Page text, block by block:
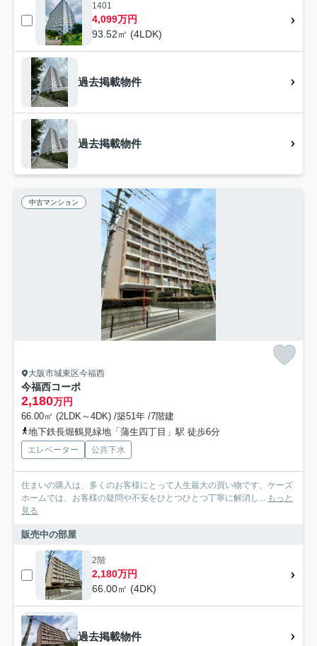
1401
4,099万円
93.52㎡ (4LDK)
過去掲載物件
過去掲載物件
中古マンション
大阪市城東区今福西
今福西コーポ
2,180万円
66.00㎡ (2LDK～4DK) /築51年 /7階建
地下鉄長堀鶴見緑地「蒲生四丁目」駅 徒歩6分
エレベーター 公共下水
住まいの購入は、多くのお客様にとって人生最大の買い物です。ケーズ
ホームでは、お客様の疑問や不安をひとつひとつ丁寧に解消し... もっと
見る
販売中の部屋
2階
2,180万円
66.00㎡ (4DK)
過去掲載物件